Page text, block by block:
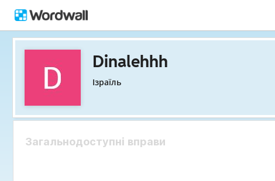
Dinalehhh
Ізраїль
Загальнодоступні вправи